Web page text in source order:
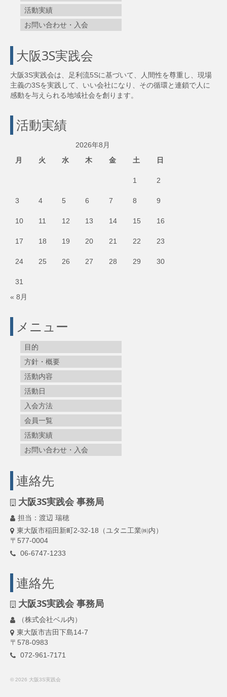
活動実績
お問い合わせ・入会
大阪3S実践会
大阪3S実践会は、足利流5Sに基づいて、人間性を尊重し、現場
主義の3Sを実践して、いい会社になり、その循環と連鎖で人に
感動を与えられる地域社会を創ります。
活動実績
2026年8月
月
火 水 木 金 土 日
1 2
3 4 5 6 7 8 9
10 11 12 13 14 15 16
17 18 19 20 21 22 23
24 25 26 27 28 29 30
31
« 8月
メニュー
目的
方針・概要
活動内容
活動日
入会方法
会員一覧
活動実績
お問い合わせ・入会
連絡先
大阪3S実践会 事務局
担当：渡辺 瑞穂
東大阪市稲田新町2-32-18（ユタニ工業㈱内）
〒577-0004
06-6747-1233
連絡先
大阪3S実践会 事務局
（株式会社ベル内）
東大阪市吉田下島14-7
〒578-0983
072-961-7171
© 2026 大阪3S実践会